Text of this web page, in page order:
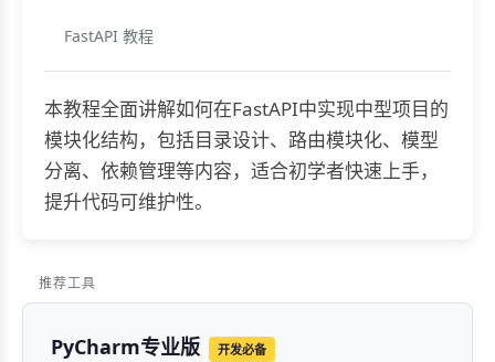
FastAPI 教程
本教程全面讲解如何在FastAPI中实现中型项目的
模块化结构，包括目录设计、路由模块化、模型
分离、依赖管理等内容，适合初学者快速上手，
提升代码可维护性。
推荐工具
PyCharm专业版 开发必备